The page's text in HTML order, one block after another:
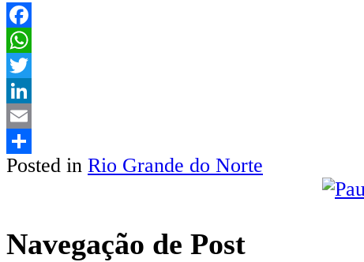
Facebook
WhatsApp
Twitter
LinkedIn
Email
Share
Posted in Rio Grande do Norte
Navegação de Post